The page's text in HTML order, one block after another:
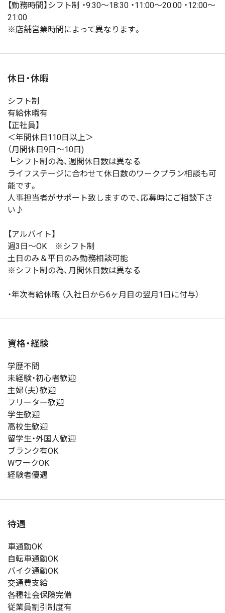
【勤務時間】シフト制 ・9:30～18:30 ・11:00～20:00 ・12:00～
21:00
※店舗営業時間によって異なります。
休日・休暇
シフト制
有給休暇有
【正社員】
＜年間休日110日以上＞
（月間休日9日～10日)
┗シフト制の為、週間休日数は異なる
ライフステージに合わせて休日数のワークプラン相談も可
能です。
人事担当者がサポート致しますので、応募時にご相談下さ
い♪
【アルバイト】
週3日～OK ※シフト制
土日のみ＆平日のみ勤務相談可能
※シフト制の為、月間休日数は異なる
・年次有給休暇 （入社日から6ヶ月目の翌月1日に付与）
資格・経験
学歴不問
未経験・初心者歓迎
主婦（夫）歓迎
フリーター歓迎
学生歓迎
高校生歓迎
留学生・外国人歓迎
ブランク有OK
WワークOK
経験者優遇
待遇
車通勤OK
自転車通勤OK
バイク通勤OK
交通費支給
各種社会保険完備
従業員割引制度有